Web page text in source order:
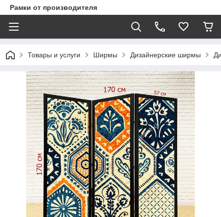
Рамки от производителя
Товары и услуги Ширмы Дизайнерские ширмы